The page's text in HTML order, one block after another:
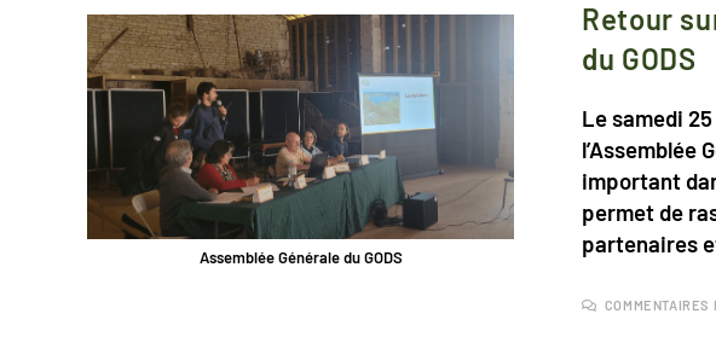
Assemblée Générale du GODS
Retour
du GODS
Le samedi
l’Assemblée
important
permet de
partenaires
COMMENTAIRES